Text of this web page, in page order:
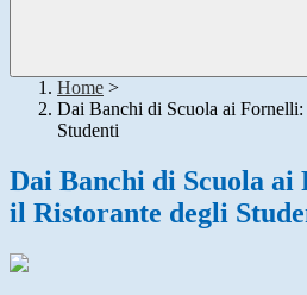
Home >
Dai Banchi di Scuola ai
Studenti
Dai Banchi di Scuola
il Ristorante degli